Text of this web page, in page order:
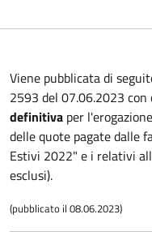
Viene pubblicata di
2593 del 07.06.2023 con
definitiva per
delle quote pagate dalle
Estivi 2022" e i relativi
esclusi).
(pubblicato il 08.06.2023)